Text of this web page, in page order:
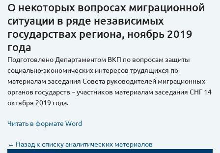
О некоторых вопросах миграционной
ситуации в ряде независимых
государствах региона, ноябрь 2019
года
Подготовлено Департаментом ВКП по вопросам защиты
социально-экономических интересов трудящихся по
материалам заседания Совета руководителей миграционных
органов государств – участников материалам заседания СНГ 14
октября 2019 года.
Читать в формате Word
← Назад к списку аналитических материалов